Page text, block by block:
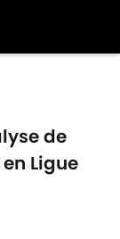
de
Ligue